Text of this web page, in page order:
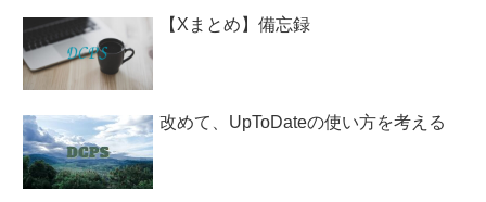
【Xまとめ】備忘録
改めて、UpToDateの使い方を考える